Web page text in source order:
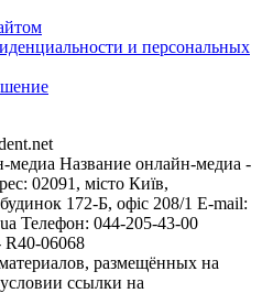
и персональных
медиа Название онлайн-медиа -
02091, місто Київ,
172-Б, офіс 208/1 E-mail:
Телефон: 044-205-43-00
06068
размещённых на
ссылки на